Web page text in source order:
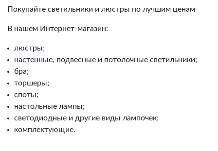
Покупайте светильники и люстры по лучшим ценам
В нашем Интернет-магазин:
люстры;
настенные, подвесные и потолочные светильники;
бра;
торшеры;
споты;
настольные лампы;
светодиодные и другие виды лампочек;
комплектующие.⁠